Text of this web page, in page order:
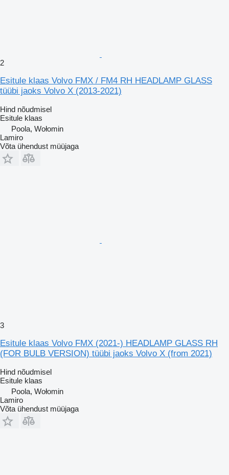
2
Esitule klaas Volvo FMX / FM4 RH HEADLAMP GLASS
tüübi jaoks Volvo X (2013-2021)
Hind nõudmisel
Esitule klaas
Poola, Wołomin
Lamiro
Võta ühendust müüjaga
3
Esitule klaas Volvo FMX (2021-) HEADLAMP GLASS RH
(FOR BULB VERSION) tüübi jaoks Volvo X (from 2021)
Hind nõudmisel
Esitule klaas
Poola, Wołomin
Lamiro
Võta ühendust müüjaga